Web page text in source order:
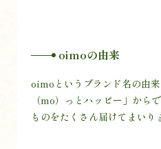
oimoの由来
oimoというブランド名の由
（mo）っとハッピー」から
ものをたくさん届けてまいり